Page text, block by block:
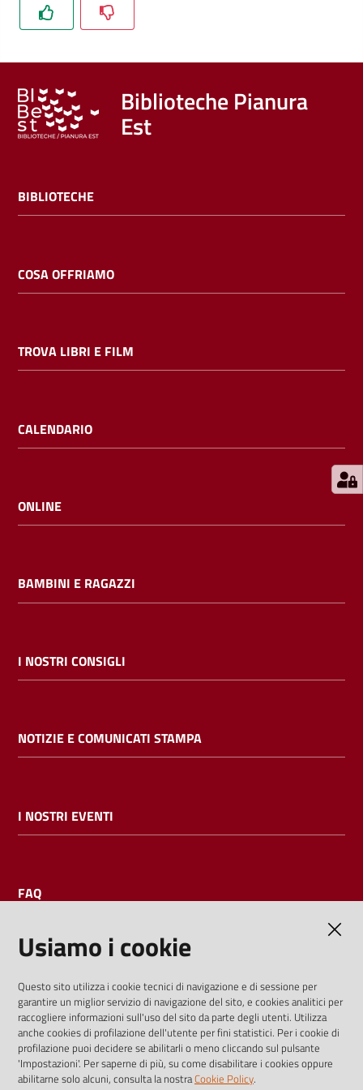
libri
film
Calendario
Bambini
E
l
i
cataloghi
bibliotecario
Biblioteche Pianura
Est
BIBLIOTECHE
COSA OFFRIAMO
TROVA LIBRI E FILM
CALENDARIO
ONLINE
BAMBINI E RAGAZZI
I NOSTRI CONSIGLI
NOTIZIE E COMUNICATI STAMPA
I NOSTRI EVENTI
FAQ
I dati personali pubblicati sono riutilizzabili solo alle condizioni
previste dalla direttiva comunitaria 2003/98/CE e dal d.lgs.
36/2006
Usiamo i cookie
Questo sito utilizza i cookie tecnici di navigazione e di sessione per
garantire un miglior servizio di navigazione del sito, e cookies analitici per
raccogliere informazioni sull'uso del sito da parte degli utenti. Utilizza
anche cookies di profilazione dell'utente per fini statistici. Per i cookie di
profilazione puoi decidere se abilitarli o meno cliccando sul pulsante
'Impostazioni'. Per saperne di più, su come disabilitare i cookies oppure
abilitarne solo alcuni, consulta la nostraCookie Policy.